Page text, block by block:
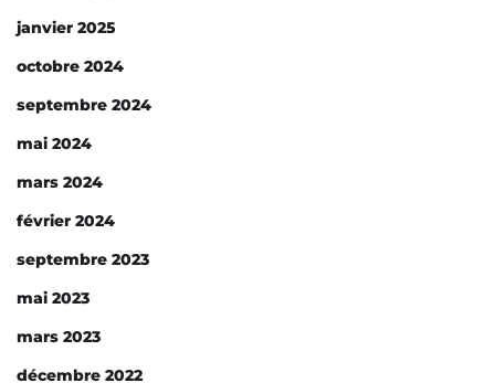
janvier 2025
octobre 2024
septembre 2024
mai 2024
mars 2024
février 2024
septembre 2023
mai 2023
mars 2023
décembre 2022